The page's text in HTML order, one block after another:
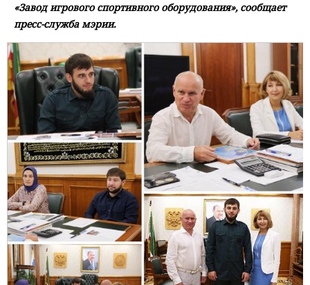
«Завод игрового спортивного оборудования», сообщает
пресс-служба мэрии.